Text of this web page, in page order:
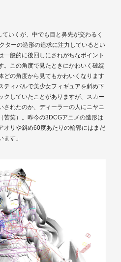
いくが、中でも目と鼻先が交わるく
ターの造形の追求に注力しているとい
一般的に後回しにされがちなポイント
。この角度で見たときにかわいく破綻
どの角度から見てもかわいくなります
ティバルで美少女フィギュアを斜め下
クしていたことがありますが、スカー
されたのか、ディーラーの人にニヤニ
苦笑）。昨今の3DCGアニメの造形は
オリや斜め60度あたりの輪郭にはまだ
す」